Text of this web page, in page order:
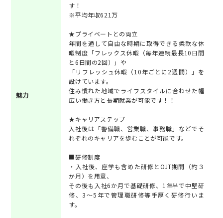
魅力
す！
※平均年収621万
★プライベートとの両立
年間を通して自由な時期に取得できる柔軟な休
暇制度「フレックス休暇（毎年連続最長10日間
と6日間の2回）」や
「リフレッシュ休暇（10年ごとに2週間）」を
設けています。
住み慣れた地域でライフスタイルに合わせた幅
広い働き方と長期就業が可能です！！
★キャリアステップ
入社後は「警備職、営業職、事務職」などでそ
れぞれのキャリアを歩むことが可能です。
■研修制度
・入社後、座学も含めた研修とOJT期間（約３
か月）を用意、
その後も入社6か月で基礎研修、1年半で中堅研
修、3～5年で管理職研修等手厚く研修行いま
す。